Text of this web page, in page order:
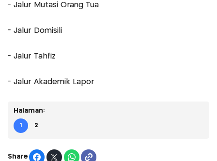
- Jalur Mutasi Orang Tua
- Jalur Domisili
- Jalur Tahfiz
- Jalur Akademik Lapor
Halaman:
1 2
Share